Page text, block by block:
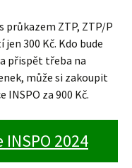
průkazem ZTP, ZTP/P
300 Kč. Kdo bude
přispět třeba na
může si zakoupit
za 900 Kč.
2024